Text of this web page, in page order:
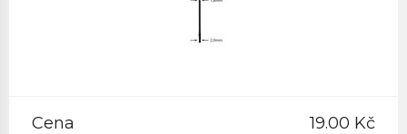
Cena 19.00 Kč